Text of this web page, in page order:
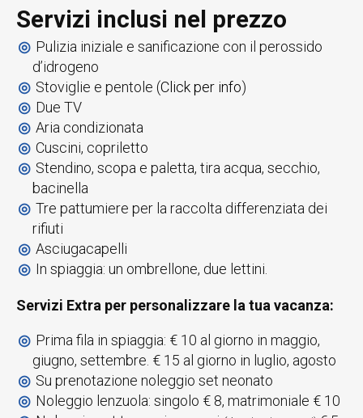
Servizi inclusi nel prezzo
Pulizia iniziale e sanificazione con il perossido
d’idrogeno
Stoviglie e pentole (Click per info)
Due TV
Aria condizionata
Cuscini, copriletto
Stendino, scopa e paletta, tira acqua, secchio,
bacinella
Tre pattumiere per la raccolta differenziata dei
rifiuti
Asciugacapelli
In spiaggia: un ombrellone, due lettini.
Servizi Extra per personalizzare la tua vacanza:
Prima fila in spiaggia: € 10 al giorno in maggio,
giugno, settembre. € 15 al giorno in luglio, agosto
Su prenotazione noleggio set neonato
Noleggio lenzuola: singolo € 8, matrimoniale € 10